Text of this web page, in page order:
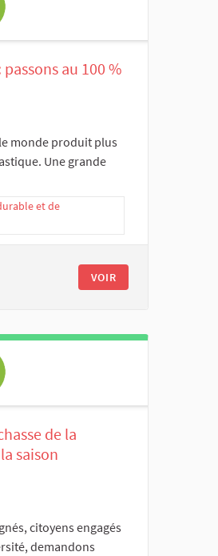
au 100 %
monde produit plus
Une grande
et de
VOIR
de la
saison
citoyens engagés
demandons